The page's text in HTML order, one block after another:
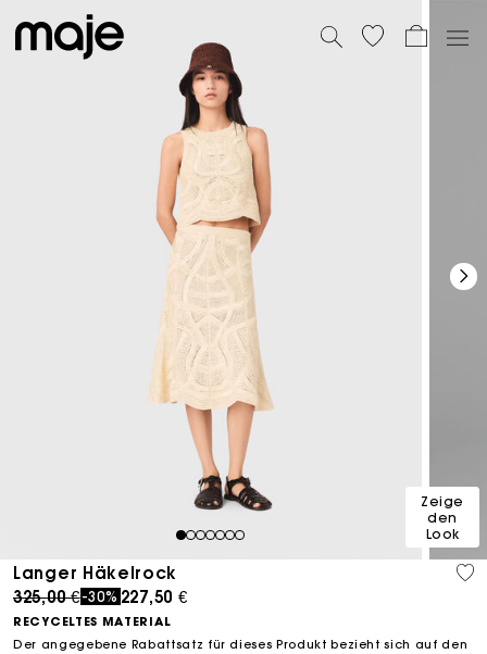
1234567
Zeige
den
Look
Langer Häkelrock
Price reduced from
325,00 €to
-30% 227,50 €
RECYCELTES MATERIAL
Der angegebene Rabattsatz für dieses Produkt bezieht sich auf den